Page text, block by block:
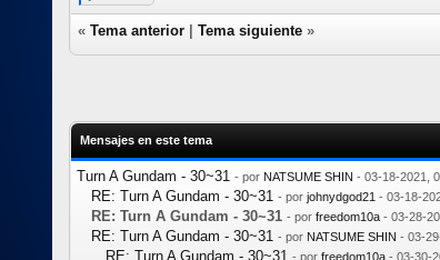
« Tema anterior Tema siguiente »
Mensajes en este tema
Turn A Gundam - 30~31 - por NATSUME SHIN - 03-18-2021,
RE: Turn A Gundam - 30~31 - por johnydgod21 - 03-18-
RE: Turn A Gundam - 30~31 - por freedom10a - 03-28-
RE: Turn A Gundam - 30~31 - por NATSUME SHIN - 03-
RE: Turn A Gundam - 30~31 - por freedom10a - 03-30-